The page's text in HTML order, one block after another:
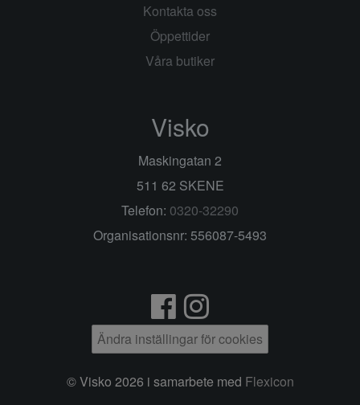
Kontakta oss
Öppettider
Våra butiker
Visko
Maskingatan 2
511 62 SKENE
Telefon: 0320-32290
Organisationsnr: 556087-5493
Ändra inställingar för cookies
© Visko 2026 i samarbete med Flexicon